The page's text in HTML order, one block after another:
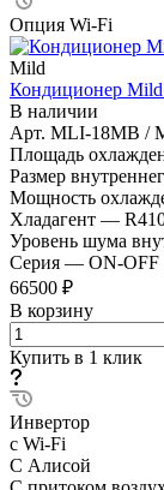
Опция Wi-Fi
Mild
Кондиционер
В наличии
Арт. MLI-18MB /
Площадь
Размер
Мощность
Хладагент —
Уровень шума
Серия — ON-OFF
66500 ₽
В корзину
Купить в 1 клик
Инвертор
с Wi-Fi
С Алисой